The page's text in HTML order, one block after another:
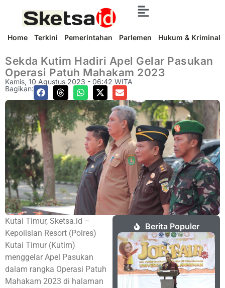
Home Terkini Pemerintahan Parlemen Hukum & Kriminal
Sekda Kutim Hadiri Apel Gelar Pasukan
Operasi Patuh Mahakam 2023
Kamis, 10 Agustus 2023 - 06:42 WITA
Bagikan:
Kutai Timur, Sketsa.id –
Kepolisian Resort (Polres)
Kutai Timur (Kutim)
menggelar Apel Pasukan
dalam rangka Operasi Patuh
Mahakam 2023 di halaman
Berita Populer